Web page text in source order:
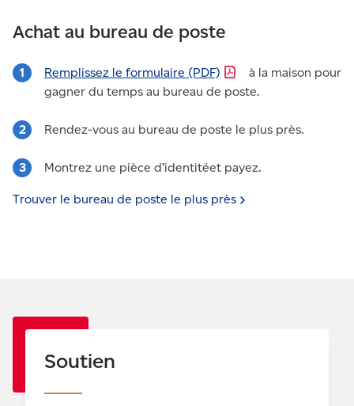
Achat au bureau de poste
Remplissez le formulaire (PDF)
à la maison pour
gagner du temps au bureau de poste.
Rendez-vous au bureau de poste le plus près.
Montrez une pièce d’identitéet payez.
Trouver le bureau de poste le plus près
Soutien